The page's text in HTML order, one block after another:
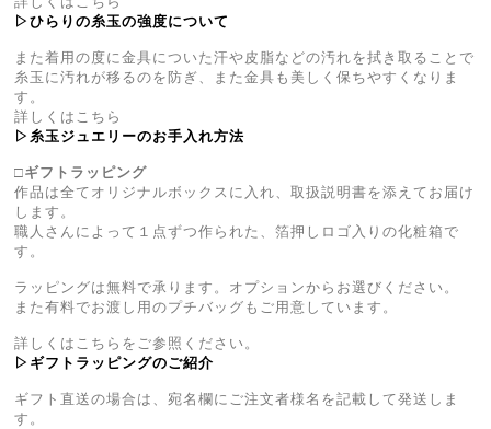
▷ひらりの糸玉の強度について
また着用の度に金具についた汗や皮脂などの汚れを拭き取ることで
糸玉に汚れが移るのを防ぎ、また金具も美しく保ちやすくなりま
す。
詳しくはこちら
▷糸玉ジュエリーのお手入れ方法
□ギフトラッピング
作品は全てオリジナルボックスに入れ、取扱説明書を添えてお届け
します。
職人さんによって１点ずつ作られた、箔押しロゴ入りの化粧箱で
す。
ラッピングは無料で承ります。オプションからお選びください。
また有料でお渡し用のプチバッグもご用意しています。
詳しくはこちらをご参照ください。
▷ギフトラッピングのご紹介
ギフト直送の場合は、宛名欄にご注文者様名を記載して発送しま
す。